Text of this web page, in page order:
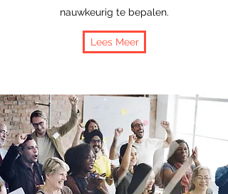
nauwkeurig te bepalen.
Lees Meer